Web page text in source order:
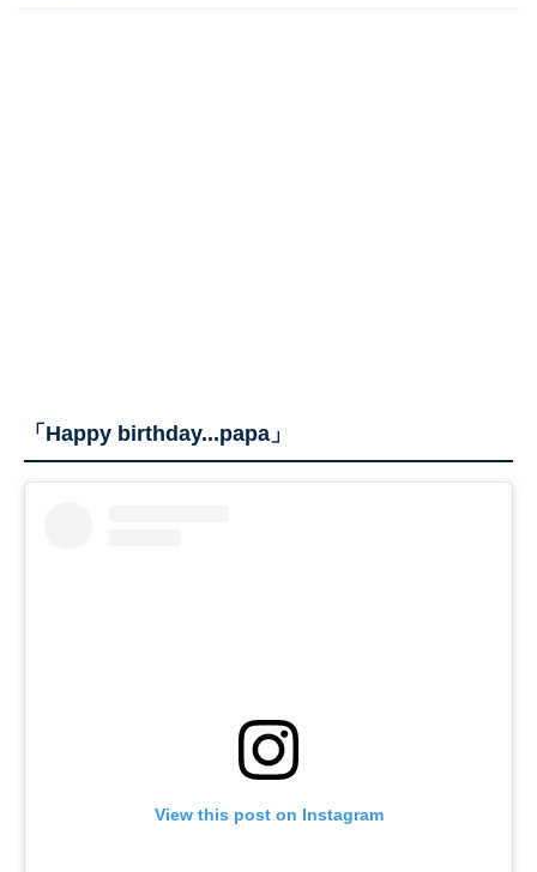
「Happy birthday...papa」
View this post on Instagram